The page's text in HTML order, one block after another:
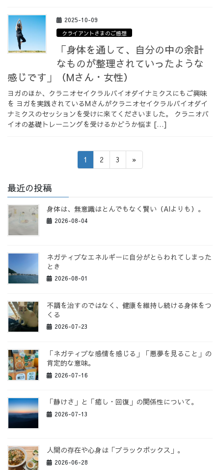
2025-10-09
クライアントさまのご感想
「身体を通して、自分の中の余計
なものが整理されていったような
感じです」（Mさん・女性）
ヨガのほか、クラニオセイクラルバイオダイナミクスにもご興味
を ヨガを実践されているMさんがクラニオセイクラルバイオダイ
ナミクスのセッションを受けに来てくださいました。 クラニオバ
イオの基礎トレーニングを受けるかどうか悩ま […]
の
ペ
ー
ジ
り
固
定
ジ
1
固
定
ジ
2
固
定
ジ
3 »
最近の投稿
身体は、無意識はとんでもなく賢い（AIよりも）。
2026-08-04
ネガティブなエネルギーに自分がとらわれてしまった
とき
2026-08-01
不調を治すのではなく、健康を維持し続ける身体をつ
くる
2026-07-23
「ネガティブな感情を感じる」「悪夢を見ること」の
肯定的な意味。
2026-07-16
「静けさ」と「癒し・回復」の関係性について。
2026-07-13
人間の存在や心身は「ブラックボックス」。
2026-06-28